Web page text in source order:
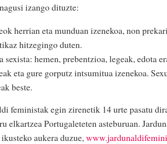
izango dituzte:
herrian eta munduan izenekoa, non
hitzegingo duten.
sexista: hemen, prebentzioa, legeak, edota
eta gure gorputz intsumitua izenekoa.
beste.
feministak egin zirenetik 14 urte pasatu
elkartzea Portugaleteten asteburuan.
aukera duzue,